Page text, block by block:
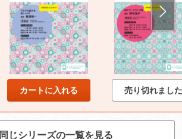
カートに入れる 売り切れました
同じシリーズの一覧を見る